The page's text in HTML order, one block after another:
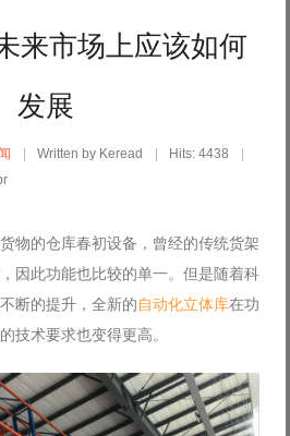
来市场上应该如何
发展
Written by Keread
Hits: 4438
物的仓库春初设备，曾经的传统货架
因此功能也比较的单一。但是随着科
断的提升，全新的自动化立体库在功
技术要求也变得更高。